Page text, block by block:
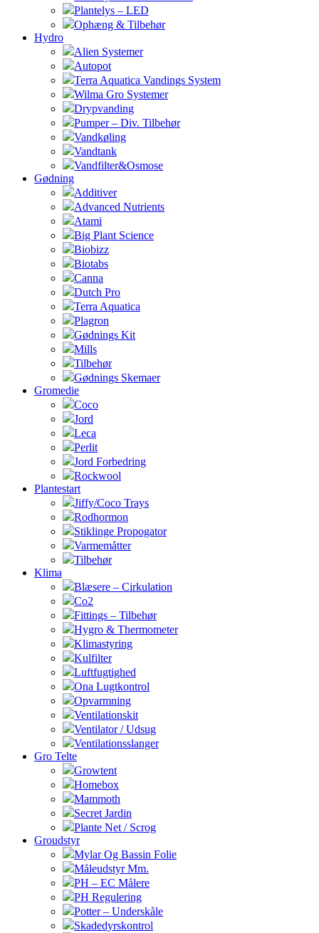
Plantelys – LED
Ophæng & Tilbehør
Hydro
Alien Systemer
Autopot
Terra Aquatica Vandings System
Wilma Gro Systemer
Drypvanding
Pumper – Div. Tilbehør
Vandkøling
Vandtank
Vandfilter&Osmose
Gødning
Additiver
Advanced Nutrients
Atami
Big Plant Science
Biobizz
Biotabs
Canna
Dutch Pro
Terra Aquatica
Plagron
Gødnings Kit
Mills
Tilbehør
Gødnings Skemaer
Gromedie
Coco
Jord
Leca
Perlit
Jord Forbedring
Rockwool
Plantestart
Jiffy/Coco Trays
Rodhormon
Stiklinge Propogator
Varmemåtter
Tilbehør
Klima
Blæsere – Cirkulation
Co2
Fittings – Tilbehør
Hygro & Thermometer
Klimastyring
Kulfilter
Luftfugtighed
Ona Lugtkontrol
Opvarmning
Ventilationskit
Ventilator / Udsug
Ventilationsslanger
Gro Telte
Growtent
Homebox
Mammoth
Secret Jardin
Plante Net / Scrog
Groudstyr
Mylar Og Bassin Folie
Måleudstyr Mm.
PH – EC Målere
PH Regulering
Potter – Underskåle
Skadedyrskontrol